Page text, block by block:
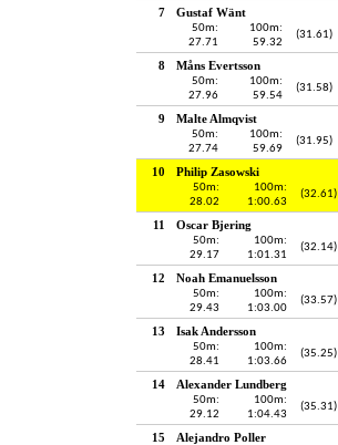
7 Gustaf Wänt
50m:
27.71
100m:
59.32
(31.61)
8 Måns Evertsson
50m:
27.96
100m:
59.54
(31.58)
9 Malte Almqvist
50m:
27.74
100m:
59.69
(31.95)
10 Philip Zasowski
50m:
28.02
100m:
1:00.63
(32.61)
11 Oscar Bjering
50m:
29.17
100m:
1:01.31
(32.14)
12 Noah Emanuelsson
50m:
29.43
100m:
1:03.00
(33.57)
13 Isak Andersson
50m:
28.41
100m:
1:03.66
(35.25)
14 Alexander Lundberg
50m:
29.12
100m:
1:04.43
(35.31)
15 Alejandro Poller